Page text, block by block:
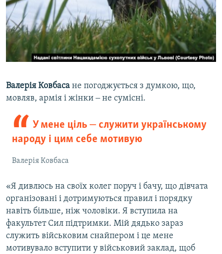
Валерія Ковбаса не погоджується з думкою, що,
мовляв, армія і жінки ‒ не сумісні.
У мене ціль ‒ служити українському
народу і цим себе мотивую
Валерія Ковбаса
«Я дивлюсь на своїх колег поруч і бачу, що дівчата
організовані і дотримуються правил і порядку
навіть більше, ніж чоловіки. Я вступила на
факультет Сил підтримки. Мій дядько зараз
служить військовим снайпером і це мене
мотивувало вступити у військовий заклад, щоб